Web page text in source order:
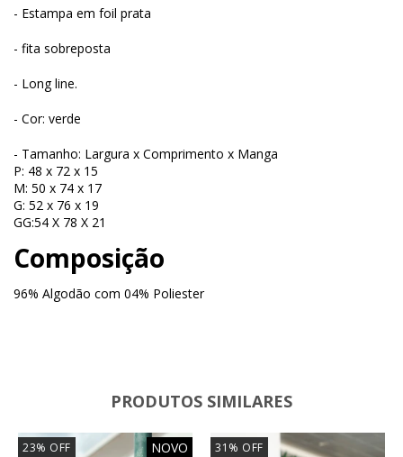
- Estampa em foil prata
- fita sobreposta
- Long line.
- Cor: verde
- Tamanho: Largura x Comprimento x Manga
P: 48 x 72 x 15
M: 50 x 74 x 17
G: 52 x 76 x 19
GG:54 X 78 X 21
Composição
96% Algodão com 04% Poliester
PRODUTOS SIMILARES
23% OFF NOVO 31 % OFF